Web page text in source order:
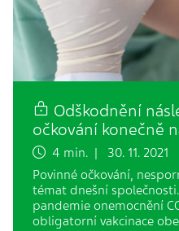
Odškodnění
očkování konečně
4 min. | 30. 11. 2021
Povinné očkování,
témat dnešní
pandemie onemocnění
obligatorní vakcinace